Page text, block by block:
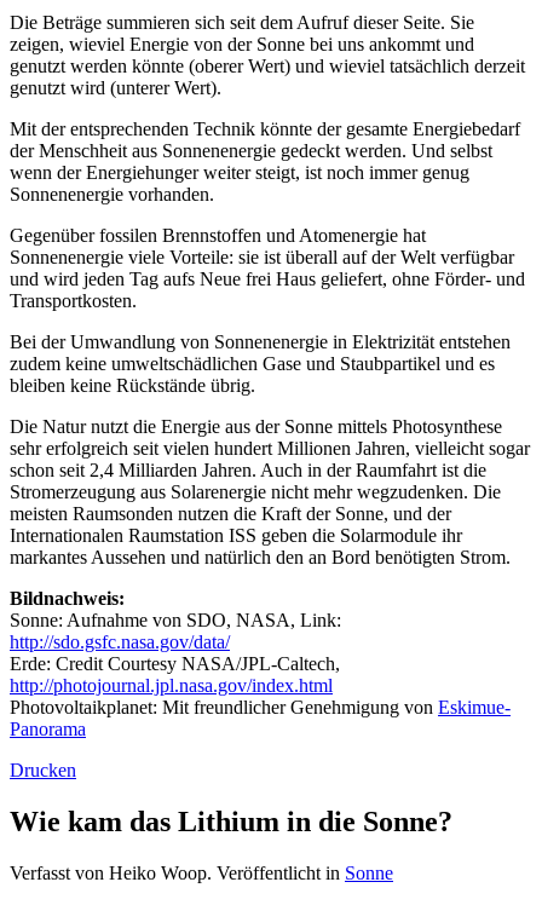
Die Beträge summieren sich seit dem Aufruf dieser Seite. Sie
zeigen, wieviel Energie von der Sonne bei uns ankommt und
genutzt werden könnte (oberer Wert) und wieviel tatsächlich derzeit
genutzt wird (unterer Wert).
Mit der entsprechenden Technik könnte der gesamte Energiebedarf
der Menschheit aus Sonnenenergie gedeckt werden. Und selbst
wenn der Energiehunger weiter steigt, ist noch immer genug
Sonnenenergie vorhanden.
Gegenüber fossilen Brennstoffen und Atomenergie hat
Sonnenenergie viele Vorteile: sie ist überall auf der Welt verfügbar
und wird jeden Tag aufs Neue frei Haus geliefert, ohne Förder- und
Transportkosten.
Bei der Umwandlung von Sonnenenergie in Elektrizität entstehen
zudem keine umweltschädlichen Gase und Staubpartikel und es
bleiben keine Rückstände übrig.
Die Natur nutzt die Energie aus der Sonne mittels Photosynthese
sehr erfolgreich seit vielen hundert Millionen Jahren, vielleicht sogar
schon seit 2,4 Milliarden Jahren. Auch in der Raumfahrt ist die
Stromerzeugung aus Solarenergie nicht mehr wegzudenken. Die
meisten Raumsonden nutzen die Kraft der Sonne, und der
Internationalen Raumstation ISS geben die Solarmodule ihr
markantes Aussehen und natürlich den an Bord benötigten Strom.
Bildnachweis:
Sonne: Aufnahme von SDO, NASA, Link:
http://sdo.gsfc.nasa.gov/data/
Erde: Credit Courtesy NASA/JPL-Caltech,
http://photojournal.jpl.nasa.gov/index.html
Photovoltaikplanet: Mit freundlicher Genehmigung von Eskimue-
Panorama
Drucken
Wie kam das Lithium in die Sonne?
Verfasst von Heiko Woop. Veröffentlicht in Sonne